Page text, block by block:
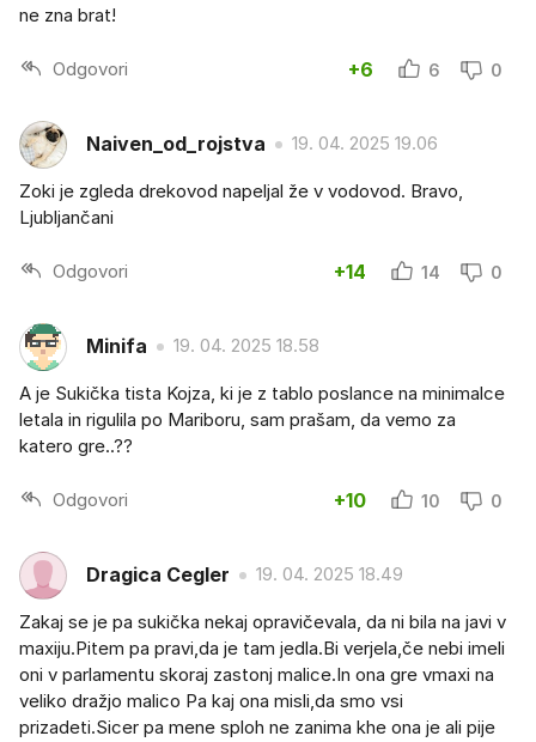
ne zna brat!
Odgovori +6 6 0
Naiven_od_rojstva 19. 04. 2025 19.06
Zoki je zgleda drekovod napeljal že v vodovod. Bravo,
Ljubljančani
Odgovori +14 14 0
Minifa 19. 04. 2025 18.58
A je Sukička tista Kojza, ki je z tablo poslance na minimalce
letala in rigulila po Mariboru, sam prašam, da vemo za
katero gre..??
Odgovori +10 10 0
Dragica Cegler 19. 04. 2025 18.49
Zakaj se je pa sukička nekaj opravičevala, da ni bila na javi v
maxiju.Pitem pa pravi,da je tam jedla.Bi verjela,če nebi imeli
oni v parlamentu skoraj zastonj malice.In ona gre vmaxi na
veliko dražjo malico Pa kaj ona misli,da smo vsi
prizadeti.Sicer pa mene sploh ne zanima khe ona je ali pije